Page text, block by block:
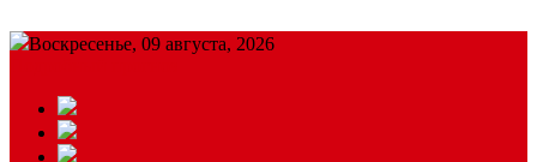
Воскресенье, 09 августа, 2026